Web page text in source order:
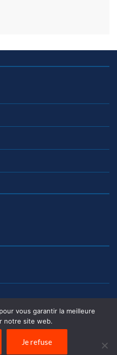
vous garantir la meilleure
notre site web.
Je refuse